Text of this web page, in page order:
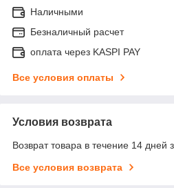
Наличными
Безналичный расчет
оплата через KASPI PAY
Все условия оплаты
Условия возврата
Возврат товара в течение 14 дней
Все условия возврата